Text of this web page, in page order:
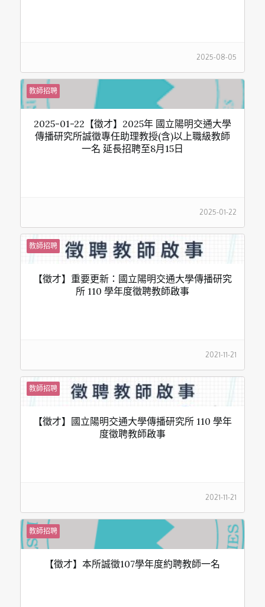
2025-08-05
教師招聘
2025-01-22【徵才】2025年 國立陽明交通大學
傳播研究所誠徵專任助理教授(含)以上職級教師
一名 延長招聘至8月15日
2025-01-22
教師招聘
【徵才】重要更新：國立陽明交通大學傳播研究
所 110 學年度徵聘教師啟事
2021-11-21
教師招聘
【徵才】國立陽明交通大學傳播研究所 110 學年
度徵聘教師啟事
2021-11-21
教師招聘
【徵才】本所誠徵107學年度約聘教師一名